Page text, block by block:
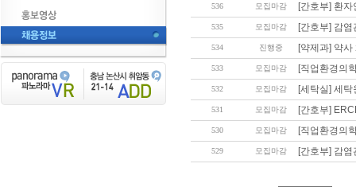
536 모집마감 [간호부] 환
535 모집마감 [간호부] 감
534 진행중 [약제과] 약
533 모집마감 [직업환경의
532 모집마감 [세탁실] 세
531 모집마감 [간호부]
530 모집마감 [직업환경의
529 모집마감 [간호부] 감